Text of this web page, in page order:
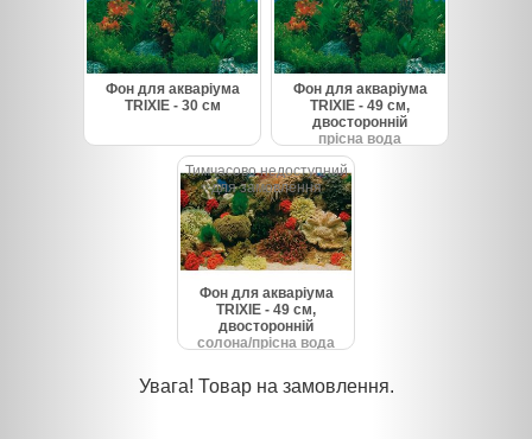
Фон для акваріума
TRIXIE - 30 см
Фон для акваріума
TRIXIE - 49 см,
двосторонній
прісна вода
Тимчасово недоступний
для замовлення
Фон для акваріума
TRIXIE - 49 см,
двосторонній
солона/прісна вода
Увага! Товар на замовлення.